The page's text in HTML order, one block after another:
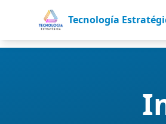
Tecnología